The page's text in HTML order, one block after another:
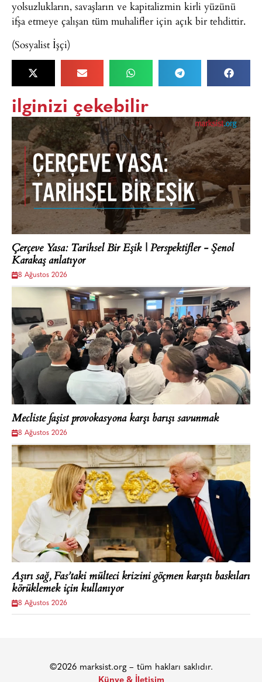
yolsuzlukların, savaşların ve kapitalizmin kirli yüzünü
ifşa etmeye çalışan tüm muhalifler için açık bir tehdittir.
(Sosyalist İşçi)
ilginizi çekebilir
Çerçeve Yasa: Tarihsel Bir Eşik | Perspektifler - Şenol
Karakaş anlatıyor
8 Ağustos 2026
Mecliste faşist provokasyona karşı barışı savunmak
8 Ağustos 2026
Aşırı sağ, Fas’taki mülteci krizini göçmen karşıtı baskıları
körüklemek için kullanıyor
8 Ağustos 2026
©2026 marksist.org – tüm hakları saklıdır.